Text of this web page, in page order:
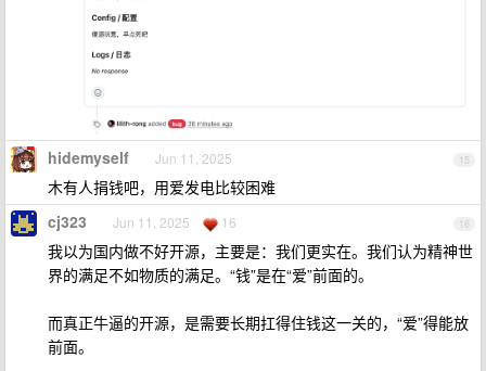
15
hidemyself Jun 11, 2025
木有人捐钱吧，用爱发电比较困难
16
cj323 Jun 11, 2025 16
我以为国内做不好开源，主要是：我们更实在。我们认为精神世
界的满足不如物质的满足。“钱”是在“爱”前面的。
而真正牛逼的开源，是需要长期扛得住钱这一关的，“爱”得能放
前面。